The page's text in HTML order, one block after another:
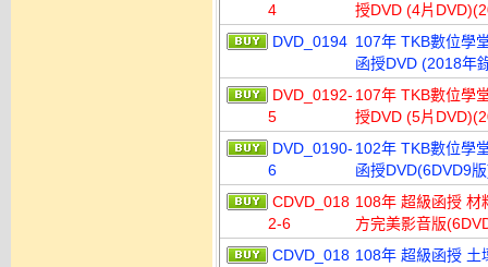
4
授DVD (4片
DVD_0194 107年 TKB數位學
函授DVD (2018年
DVD_0192-
5
107年 TKB數位學
授DVD (5片
DVD_0190-
6
102年 TKB數位學
函授DVD(6DVD9
CDVD_018
2-6
108年 超級函授 材
方完美影音版
CDVD_018 108年 超級函授 土